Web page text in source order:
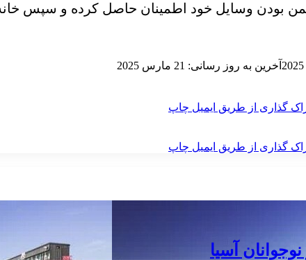
بودن وسایل خود اطمینان حاصل کرده و سپس
آخرین به روز رسانی: 21 مارس 2025
گذاری از طریق ایمیل چاپ
گذاری از طریق ایمیل چاپ